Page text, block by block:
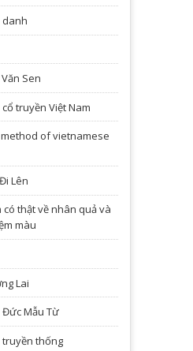
danh
Sen
truyền Việt Nam
of vietnamese
Lên
thật về nhân quả và
màu
Lai
Mẫu Từ
truyền thống